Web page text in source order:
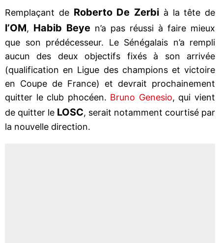
Remplaçant de Roberto De Zerbi à la tête de
l’OM, Habib Beye n’a pas réussi à faire mieux
que son prédécesseur. Le Sénégalais n’a rempli
aucun des deux objectifs fixés à son arrivée
(qualification en Ligue des champions et victoire
en Coupe de France) et devrait prochainement
quitter le club phocéen. Bruno Genesio, qui vient
de quitter le LOSC, serait notamment courtisé par
la nouvelle direction.